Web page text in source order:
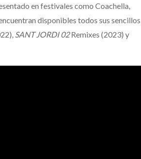
en festivales como Coachella,
disponibles todos sus sencillos,
SANT JORDI 02Remixes (2023) y